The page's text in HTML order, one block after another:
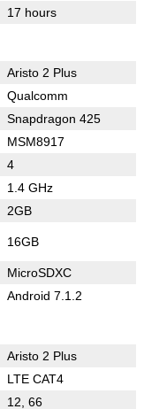
17 hours
Aristo 2 Plus
Qualcomm
Snapdragon 425
MSM8917
4
1.4 GHz
2GB
16GB
MicroSDXC
Android 7.1.2
Aristo 2 Plus
LTE CAT4
12, 66